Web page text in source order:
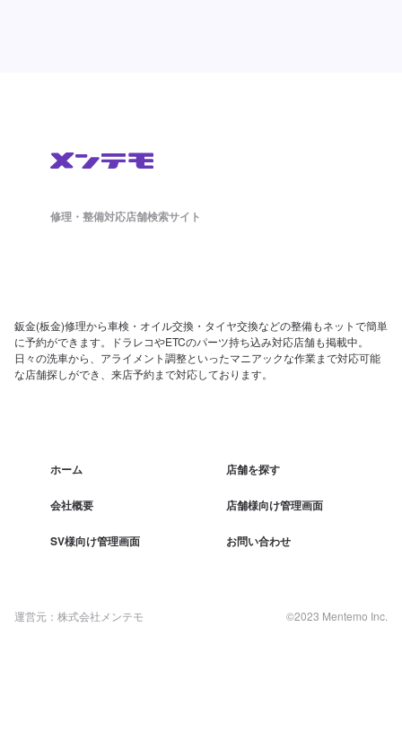
修理・整備対応店舗検索サイト
鈑金(板金)修理から車検・オイル交換・タイヤ交換などの整備もネットで簡単
に予約ができます。ドラレコやETCのパーツ持ち込み対応店舗も掲載中。
日々の洗車から、アライメント調整といったマニアックな作業まで対応可能
な店舗探しができ、来店予約まで対応しております。
ホーム 店舗を探す
会社概要 店舗様向け管理画面
SV様向け管理画面 お問い合わせ
運営元：株式会社メンテモ ©2023 Mentemo Inc.